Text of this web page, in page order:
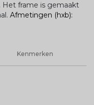
Het frame is gemaakt
Afmetingen (hxb):
Kenmerken